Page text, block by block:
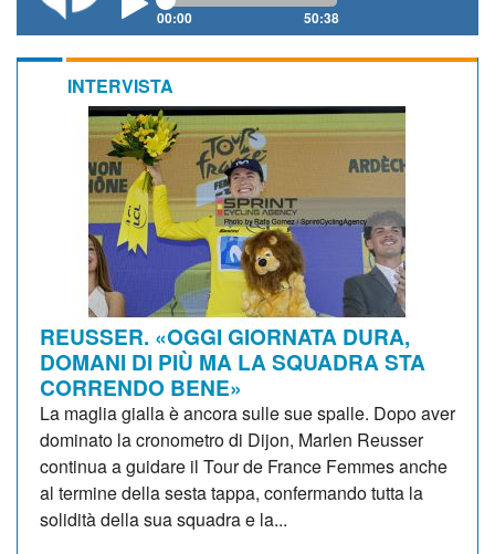
00:00 50:38
INTERVISTA
REUSSER. «OGGI GIORNATA DURA,
DOMANI DI PIÙ MA LA SQUADRA STA
CORRENDO BENE»
La maglia gialla è ancora sulle sue spalle. Dopo aver
dominato la cronometro di Dijon, Marlen Reusser
continua a guidare il Tour de France Femmes anche
al termine della sesta tappa, confermando tutta la
solidità della sua squadra e la...